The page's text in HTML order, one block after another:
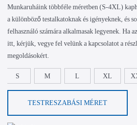
Munkaruháink többféle méretben (S-4XL)
a különböző testalkatoknak és igényeknek, és
felhasználó számára alkalmasak legyenek. Ha
itt, kérjük, vegye fel velünk a kapcsolatot a
megoldásokért.
S M L XL
TESTRESZABÁSI MÉRET